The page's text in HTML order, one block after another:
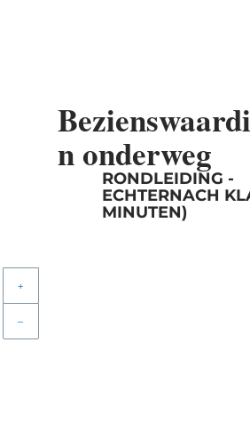
n onderweg
RONDLEIDING -
ECHTERNACH
MINUTEN)
+
–